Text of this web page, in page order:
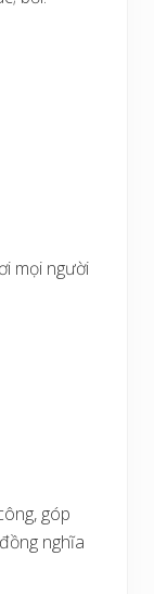
mọi người
góp
nghĩa